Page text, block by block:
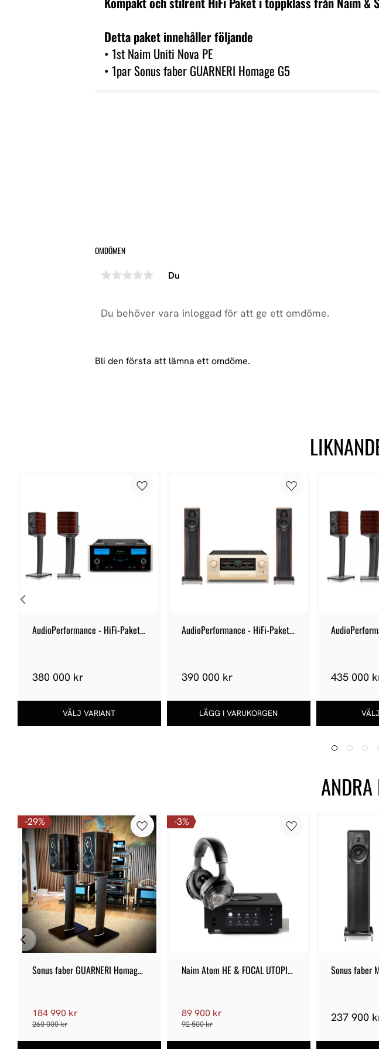
Detta paket innehåller följande
• 1st Naim Uniti Nova PE
• 1par Sonus faber GUARNERI Homage G5
OMDÖMEN
Du
Bli den första att lämna ett omdöme.
AudioPerformance - HiFi-Paket
380 000 kr
AudioPerformance - HiFi-Paket
390 000 kr 435 000
ANDRA
Sonus faber GUARNERI Homage
184 990 kr
260 000 kr
29%
Naim Atom HE & FOCAL UTOPIA
89 900 kr
92 500 kr
3%
Sonus faber
237 900